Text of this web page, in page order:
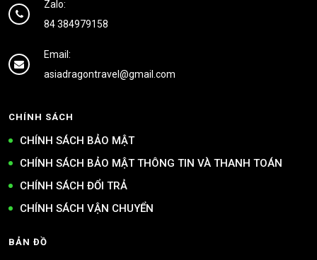
Zalo:
84 384979158
Email:
asiadragontravel@gmail.com
CHÍNH SÁCH
CHÍNH SÁCH BẢO MẬT
CHÍNH SÁCH BẢO MẬT THÔNG TIN VÀ THANH TOÁN
CHÍNH SÁCH ĐỔI TRẢ
CHÍNH SÁCH VẬN CHUYỂN
BẢN ĐỒ